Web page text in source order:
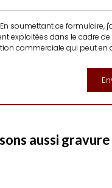
En soumettant ce formulaire,
exploitées dans le cadre
commerciale qui peut en
aussi